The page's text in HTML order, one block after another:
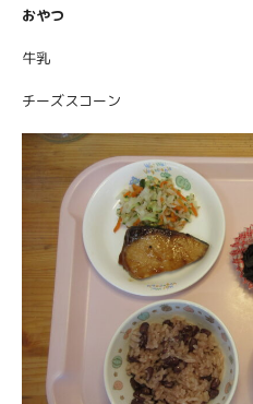
おやつ
牛乳
チーズスコーン